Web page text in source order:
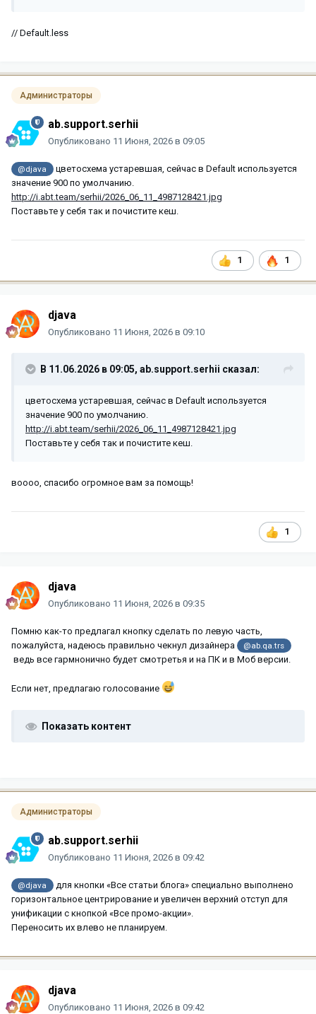
// Default.less
Администраторы
ab.support.serhii
Опубликовано 11 Июня, 2026 в 09:05
@djava
цветосхема устаревшая, сейчас в Default используется
значение 900 по умолчанию.
http://i.abt.team/serhii/2026_06_11_4987128421.jpg
Поставьте у себя так и почистите кеш.
1 1
djava
Опубликовано 11 Июня, 2026 в 09:10
В 11.06.2026 в 09:05, ab.support.serhii сказал:
цветосхема устаревшая, сейчас в Default используется
значение 900 по умолчанию.
http://i.abt.team/serhii/2026_06_11_4987128421.jpg
Поставьте у себя так и почистите кеш.
воооо, спасибо огромное вам за помощь!
1
djava
Опубликовано 11 Июня, 2026 в 09:35
Помню как-то предлагал кнопку сделать по левую часть,
пожалуйста, надеюсь правильно чекнул дизайнера
@ab.qa.trs
ведь все гармнонично будет смотретья и на ПК и в Моб версии.
Если нет, предлагаю голосование
Показать контент
Администраторы
ab.support.serhii
Опубликовано 11 Июня, 2026 в 09:42
@djava
для кнопки «Все статьи блога» специально выполнено
горизонтальное центрирование и увеличен верхний отступ для
унификации с кнопкой «Все промо-акции».
Переносить их влево не планируем.
djava
Опубликовано 11 Июня, 2026 в 09:42